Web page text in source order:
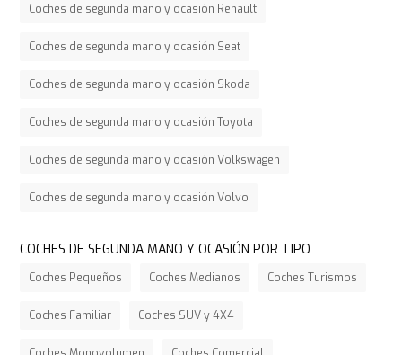
Coches de segunda mano y ocasión Renault
Coches de segunda mano y ocasión Seat
Coches de segunda mano y ocasión Skoda
Coches de segunda mano y ocasión Toyota
Coches de segunda mano y ocasión Volkswagen
Coches de segunda mano y ocasión Volvo
COCHES DE SEGUNDA MANO Y OCASIÓN POR TIPO
Coches Pequeños Coches Medianos Coches Turismos
Coches Familiar Coches SUV y 4X4